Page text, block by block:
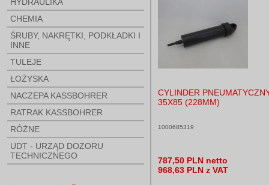
CHEMIA
ŚRUBY, NAKRĘTKI, PODKŁADKI I
INNE
TULEJE
ŁOŻYSKA
NACZEPA KASSBOHRER
RATRAK KASSBOHRER
RÓŻNE
UDT - URZĄD DOZORU
TECHNICZNEGO
CYLINDER
35X85 (228MM)
1000685319
787,50 PLN netto
968,63 PLN z VAT